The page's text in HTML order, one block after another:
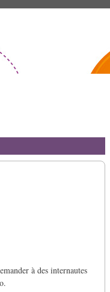
à des internautes